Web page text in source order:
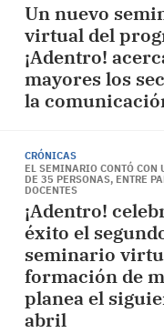
Un nuevo
virtual del
¡Adentro!
mayores los
la
CRÓNICAS
EL SEMINARIO CONTÓ CON
DE 35 PERSONAS, ENTRE
DOCENTES
¡Adentro!
éxito el
seminario
formación de
planea el
abril